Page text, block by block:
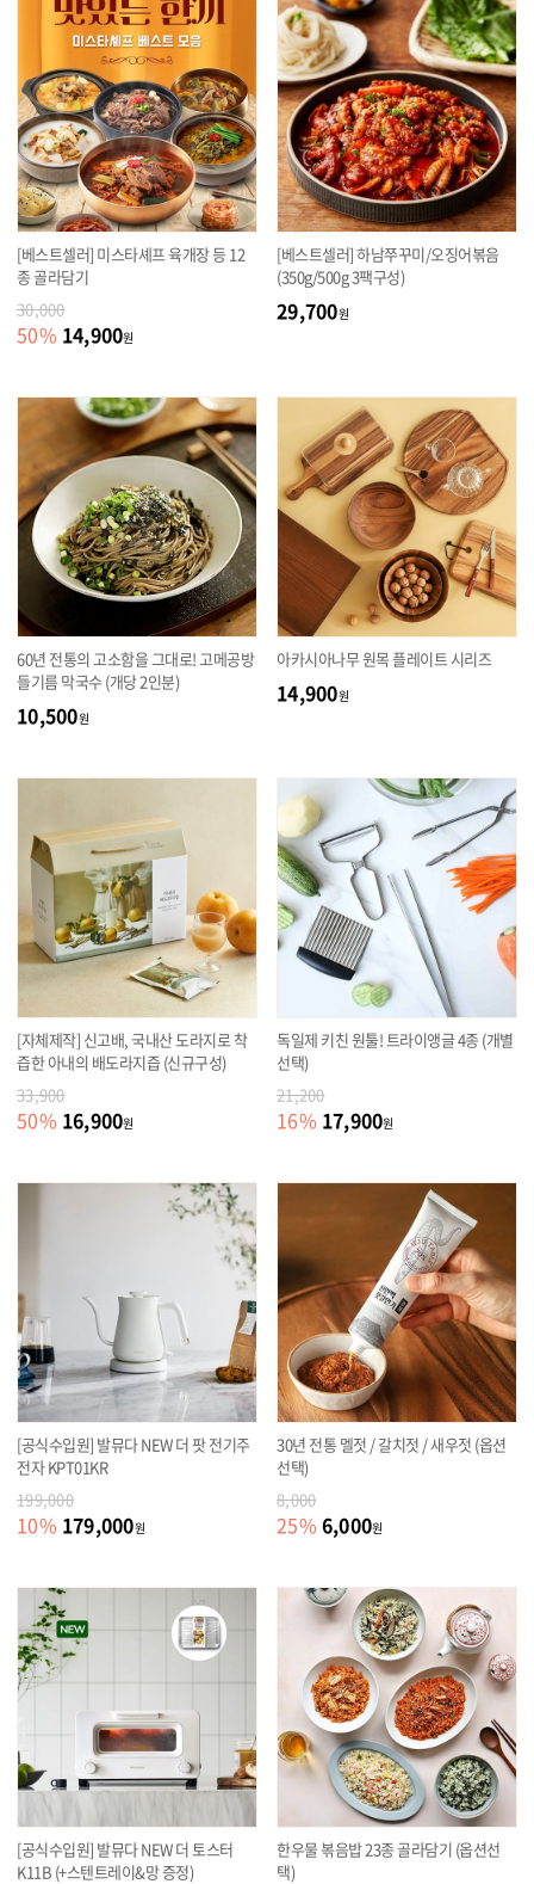
[베스트셀러] 미스타셰프 육개장 등 12
종 골라담기
30,000
50% 14,900원
[베스트셀러] 하남쭈꾸미/오징어볶음
(350g/500g 3팩구성)
29,700원
60년 전통의 고소함을 그대로! 고메공방
들기름 막국수 (개당 2인분)
10,500원
아카시아나무 원목 플레이트 시리즈
14,900원
[자체제작] 신고배, 국내산 도라지로 착
즙한 아내의 배도라지즙 (신규구성)
33,900
50% 16,900원
독일제 키친 원툴! 트라이앵글 4종 (개별
선택)
21,200
16% 17,900원
[공식수입원] 발뮤다 NEW 더 팟 전기주
전자 KPT01KR
199,000
10% 179,000원
30년 전통 멜젓 / 갈치젓 / 새우젓 (옵션
선택)
8,000
25% 6,000원
[공식수입원] 발뮤다 NEW 더 토스터
K11B (+스텐트레이&망 증정)
한우물 볶음밥 23종 골라담기 (옵션선
택)